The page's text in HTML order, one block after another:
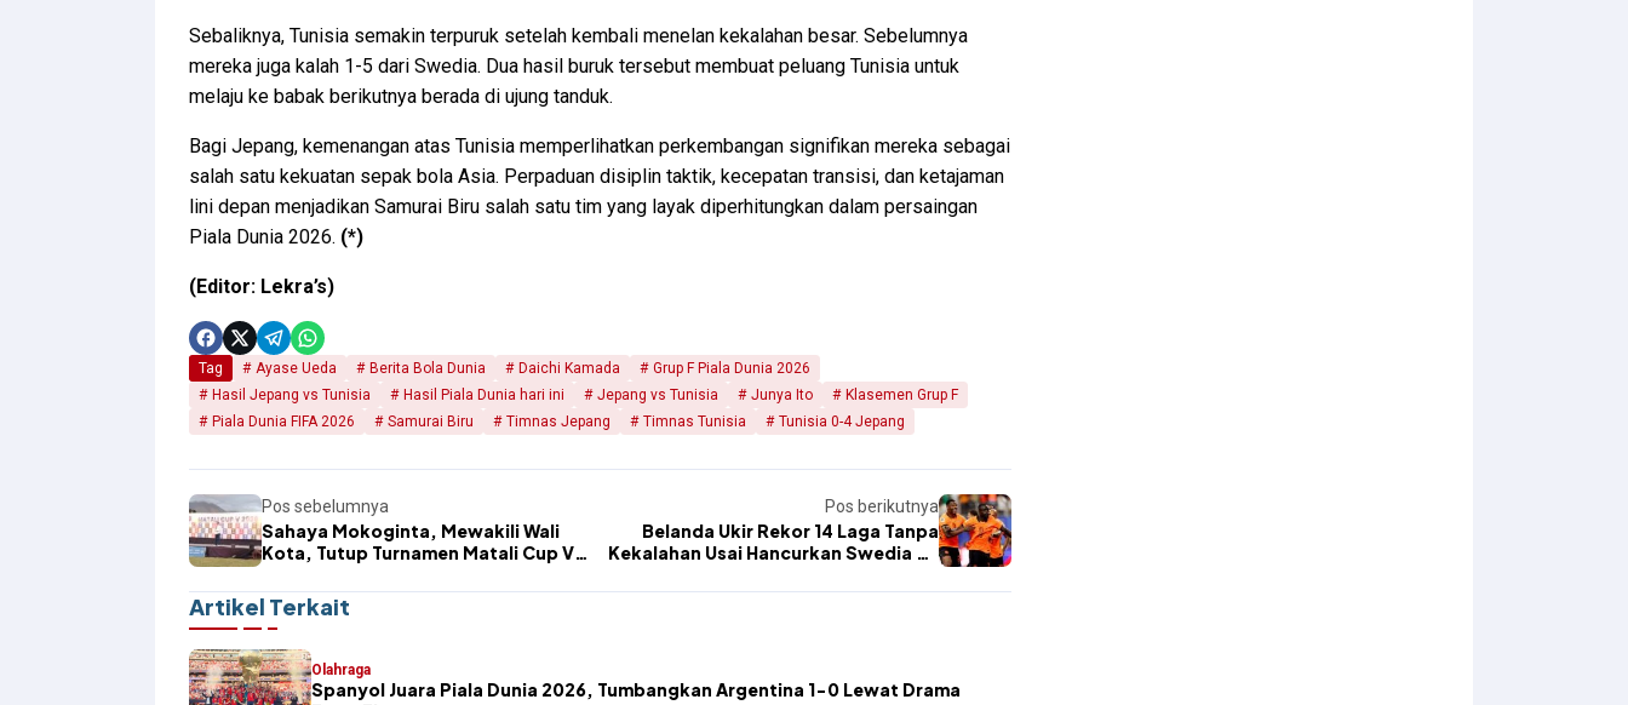
Sebaliknya, Tunisia semakin terpuruk setelah kembali menelan kekalahan besar. Sebelumnya
mereka juga kalah 1-5 dari Swedia. Dua hasil buruk tersebut membuat peluang Tunisia untuk
melaju ke babak berikutnya berada di ujung tanduk.
Bagi Jepang, kemenangan atas Tunisia memperlihatkan perkembangan signifikan mereka sebagai
salah satu kekuatan sepak bola Asia. Perpaduan disiplin taktik, kecepatan transisi, dan ketajaman
lini depan menjadikan Samurai Biru salah satu tim yang layak diperhitungkan dalam persaingan
Piala Dunia 2026. (*)
(Editor: Lekra’s)
Tag Ayase Ueda Berita Bola Dunia Daichi Kamada
Grup F Piala Dunia 2026
Hasil Jepang vs Tunisia
Hasil Piala Dunia hari ini Jepang vs Tunisia Junya Ito
Klasemen Grup F
Piala Dunia FIFA 2026
Samurai Biru Timnas Jepang Timnas Tunisia Tunisia 0-4 Jepang
Pos sebelumnya
Sahaya Mokoginta, Mewakili Wali
Kota, Tutup Turnamen Matali Cup V
Pos berikutnya
Belanda Ukir Rekor 14 Laga Tanpa
Kekalahan Usai Hancurkan Swedia 5-
Artikel Terkait
Olahraga
Spanyol Juara Piala Dunia 2026, Tumbangkan Argentina 1-0 Lewat Drama